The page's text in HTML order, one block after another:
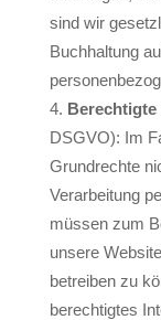
sind wir
Buchhaltung
Berechtigte
DSGVO): Im
Grundrechte
Verarbeitung
müssen zum
unsere
betreiben zu
berechtigtes